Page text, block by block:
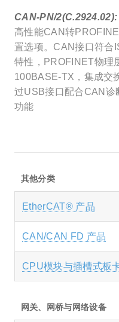
CAN-PN/2(C.2924.02):
高性能CAN转
置选项。CAN接口符合
特性，PROFINET物理
100BASE-TX，集成交
过USB接口配合CAN诊
功能
其他分类
EtherCAT® 产品
CAN/CAN FD 产品
CPU模块与插槽式板
网关、网桥与网络设备